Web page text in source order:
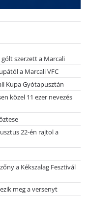
szerzett a Marcali
a Marcali VFC
Kupa Gyótapusztán
közel 11 ezer nevezés
22-én rajtol a
a Kékszalag Fesztivál
meg a versenyt